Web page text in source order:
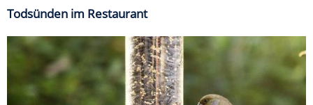
Todsünden im Restaurant